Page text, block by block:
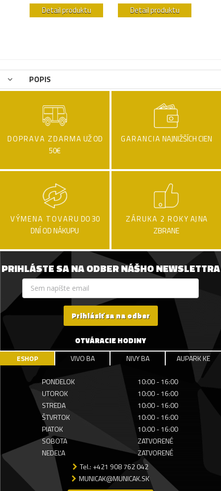
Detail produktu Detail produktu
POPIS
DOPRAVA ZDARMA UŽ OD
50€
GARANCIA NAJNIŽŠÍCH CIEN
VÝMENA TOVARU DO 30
DNÍ OD NÁKUPU
ZÁRUKA 2 ROKY AJ NA
ZBRANE
PRIHLÁSTE SA NA ODBER NÁŠHO NEWSLETTRA
Prihlásiť sa na odber
OTVÁRACIE HODINY
ESHOP VIVO BA NIVY BA AUPARK KE
PONDELOK
10:00 - 16:00
UTOROK
10:00 - 16:00
STREDA
10:00 - 16:00
ŠTVRTOK
10:00 - 16:00
PIATOK
10:00 - 16:00
SOBOTA
ZATVORENÉ
NEDEĽA
ZATVORENÉ
Tel.: +421 908 762 042
MUNICAK@MUNICAK.SK